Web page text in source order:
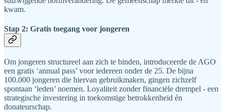
kwam.
Stap 2: Gratis toegang voor jongeren
Om jongeren structureel aan zich te binden, introduceerde de AGO
een gratis ‘annual pass’ voor iedereen onder de 25. De bijna
100.000 jongeren die hiervan gebruikmaken, gingen zichzelf
spontaan ‘leden’ noemen. Loyaliteit zonder financiële drempel - een
strategische investering in toekomstige betrokkenheid én
donateurschap.